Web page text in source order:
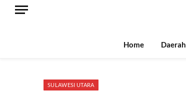
Home Daerah
SULAWESI UTARA